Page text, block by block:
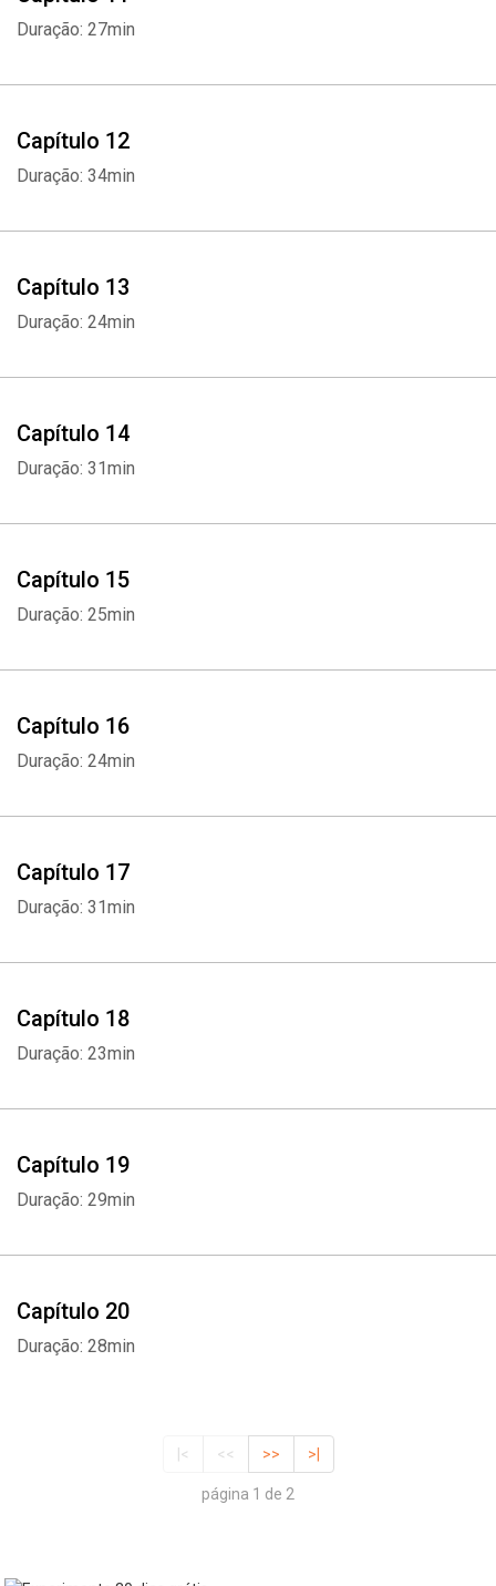
Duração: 27min
Capítulo 12
Duração: 34min
Capítulo 13
Duração: 24min
Capítulo 14
Duração: 31min
Capítulo 15
Duração: 25min
Capítulo 16
Duração: 24min
Capítulo 17
Duração: 31min
Capítulo 18
Duração: 23min
Capítulo 19
Duração: 29min
Capítulo 20
Duração: 28min
|< << >> >|
página 1 de 2